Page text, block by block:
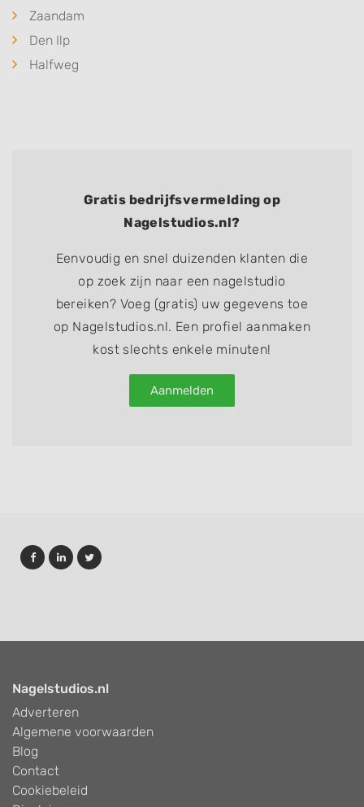
Zaandam
Den Ilp
Halfweg
Gratis bedrijfsvermelding op
Nagelstudios.nl?
Eenvoudig en snel duizenden klanten die
op zoek zijn naar een nagelstudio
bereiken? Voeg (gratis) uw gegevens toe
op Nagelstudios.nl. Een profiel aanmaken
kost slechts enkele minuten!
Aanmelden
Nagelstudios.nl
Adverteren
Algemene voorwaarden
Blog
Contact
Cookiebeleid